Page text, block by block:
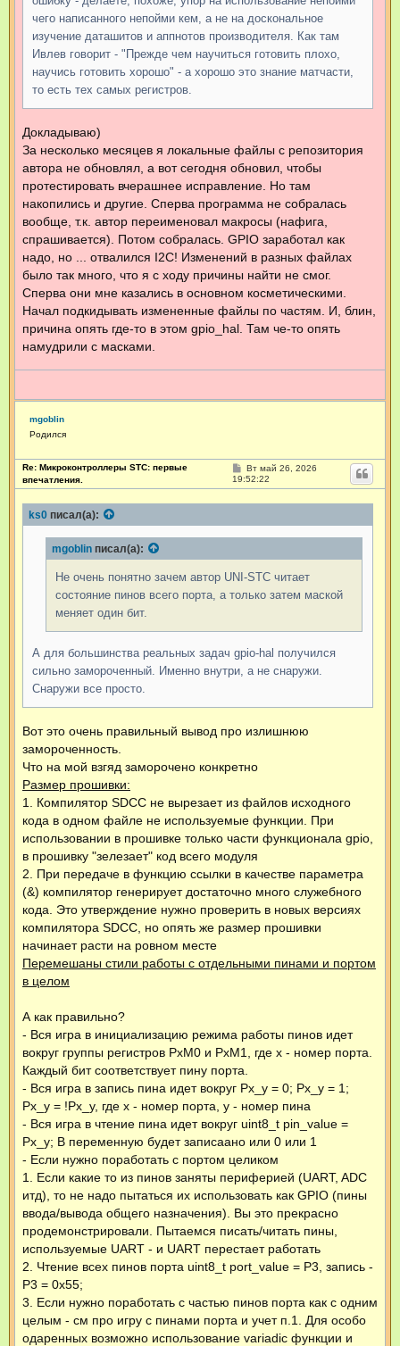
чего написанного непойми кем, а не на доскональное
изучение даташитов и аппнотов производителя. Как там
Ивлев говорит - "Прежде чем научиться готовить плохо,
научись готовить хорошо" - а хорошо это знание матчасти,
то есть тех самых регистров.
Докладываю)
За несколько месяцев я локальные файлы с репозитория
автора не обновлял, а вот сегодня обновил, чтобы
протестировать вчерашнее исправление. Но там
накопились и другие. Сперва программа не собралась
вообще, т.к. автор переименовал макросы (нафига,
спрашивается). Потом собралась. GPIO заработал как
надо, но ... отвалился I2C! Изменений в разных файлах
было так много, что я с ходу причины найти не смог.
Сперва они мне казались в основном косметическими.
Начал подкидывать измененные файлы по частям. И, блин,
причина опять где-то в этом gpio_hal. Там че-то опять
намудрили с масками.
mgoblin
Родился
Re: Микроконтроллеры STC: первые
впечатления.
С
о
о
Вт май 26, 2026
19:52:22
ks0 писал(а):
mgoblin писал(а):
Не очень понятно зачем автор UNI-STC читает
состояние пинов всего порта, а только затем маской
меняет один бит.
А для большинства реальных задач gpio-hal получился
сильно замороченный. Именно внутри, а не снаружи.
Снаружи все просто.
Вот это очень правильный вывод про излишнюю
замороченность.
Что на мой взгяд заморочено конкретно
Размер прошивки:
1. Компилятор SDCC не вырезает из файлов исходного
кода в одном файле не используемые функции. При
использовании в прошивке только части функционала gpio,
в прошивку "зелезает" код всего модуля
2. При передаче в функцию ссылки в качестве параметра
(&) компилятор генерирует достаточно много служебного
кода. Это утверждение нужно проверить в новых версиях
компилятора SDCC, но опять же размер прошивки
начинает расти на ровном месте
Перемешаны стили работы с отдельными пинами и портом
в целом
А как правильно?
- Вся игра в инициализацию режима работы пинов идет
вокруг группы регистров PxM0 и PxM1, где x - номер порта.
Каждый бит соответствует пину порта.
- Вся игра в запись пина идет вокруг Px_y = 0; Px_y = 1;
Px_y = !Px_y, где x - номер порта, y - номер пина
- Вся игра в чтение пина идет вокруг uint8_t pin_value =
Px_y; В переменную будет записаано или 0 или 1
- Если нужно поработать с портом целиком
1. Если какие то из пинов заняты периферией (UART, ADC
итд), то не надо пытаться их использовать как GPIO (пины
ввода/вывода общего назначения). Вы это прекрасно
продемонстрировали. Пытаемся писать/читать пины,
используемые UART - и UART перестает работать
2. Чтение всех пинов порта uint8_t port_value = P3, запись -
P3 = 0x55;
3. Если нужно поработать с частью пинов порта как с одним
целым - см про игру с пинами порта и учет п.1. Для особо
одаренных возможно использование variadic функции и